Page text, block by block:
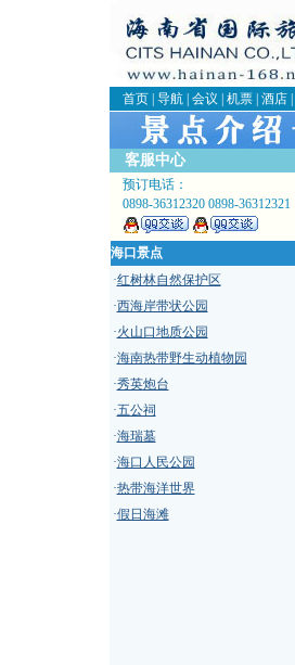
首页 导航 会议 机票 酒店
客服中心
预订电话：
0898-36312320 0898-36312321
海口景点
·红树林自然保护区
·西海岸带状公园
·火山口地质公园
·海南热带野生动植物园
·秀英炮台
·五公祠
·海瑞墓
·海口人民公园
·热带海洋世界
·假日海滩